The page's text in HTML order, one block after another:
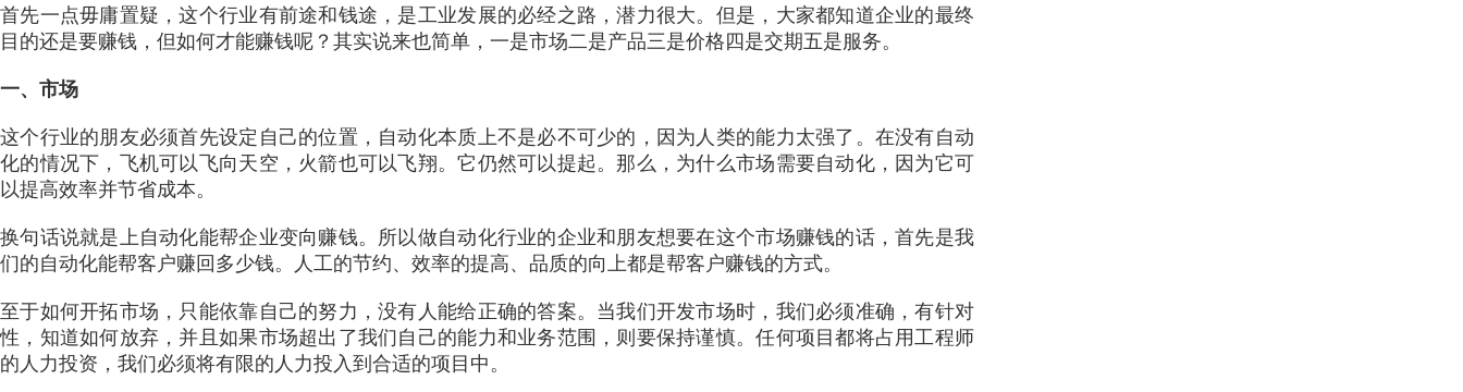
首先一点毋庸置疑，这个行业有前途和钱途，是工业发展的必经之路，潜力很大。但是，大家都知道企业的最终
目的还是要赚钱，但如何才能赚钱呢？其实说来也简单，一是市场二是产品三是价格四是交期五是服务。
一、市场
这个行业的朋友必须首先设定自己的位置，自动化本质上不是必不可少的，因为人类的能力太强了。在没有自动
化的情况下，飞机可以飞向天空，火箭也可以飞翔。它仍然可以提起。那么，为什么市场需要自动化，因为它可
以提高效率并节省成本。
换句话说就是上自动化能帮企业变向赚钱。所以做自动化行业的企业和朋友想要在这个市场赚钱的话，首先是我
们的自动化能帮客户赚回多少钱。人工的节约、效率的提高、品质的向上都是帮客户赚钱的方式。
至于如何开拓市场，只能依靠自己的努力，没有人能给正确的答案。当我们开发市场时，我们必须准确，有针对
性，知道如何放弃，并且如果市场超出了我们自己的能力和业务范围，则要保持谨慎。任何项目都将占用工程师
的人力投资，我们必须将有限的人力投入到合适的项目中。